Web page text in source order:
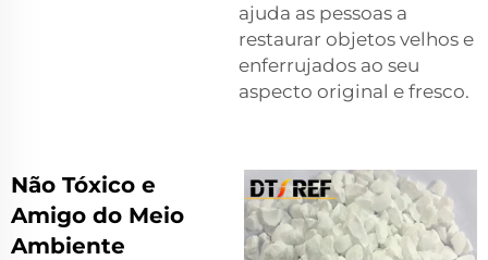
ajuda as pessoas a
restaurar objetos velhos e
enferrujados ao seu
aspecto original e fresco.
Não Tóxico e
Amigo do Meio
Ambiente